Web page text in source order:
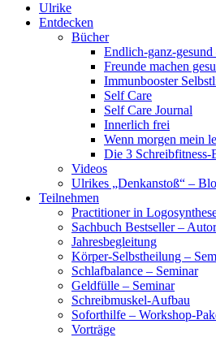
Ulrike
Entdecken
Bücher
Endlich-ganz-
Freunde machen
Immunbooster
Self Care
Self Care Journal
Innerlich frei
Wenn morgen mein
Die 3 Schreibfitness-
Videos
Ulrikes „Denkanstoß“ –
Teilnehmen
Practitioner in
Sachbuch Bestseller –
Jahresbegleitung
Körper-Selbstheilung –
Schlafbalance – Seminar
Geldfülle – Seminar
Schreibmuskel-Aufbau
Soforthilfe – Workshop-
Vorträge